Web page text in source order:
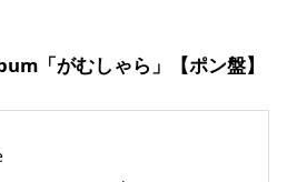
「がむしゃら」【ポン盤】